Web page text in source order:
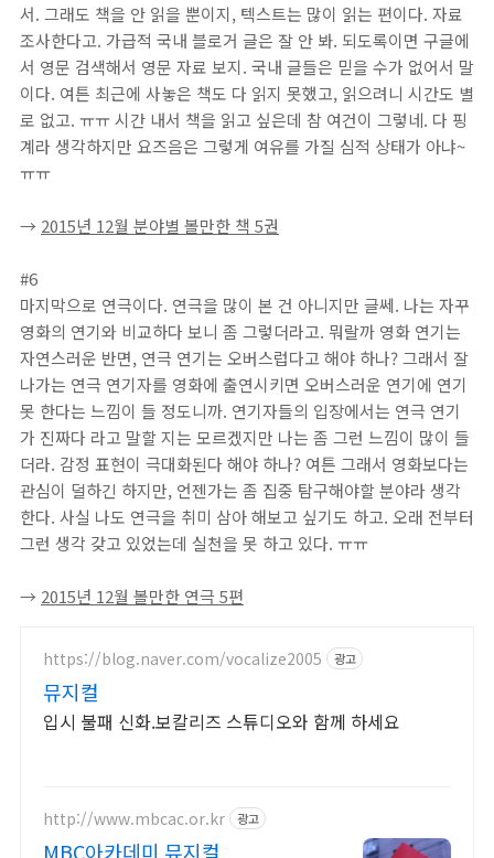
서. 그래도 책을 안 읽을 뿐이지, 텍스트는 많이 읽는 편이다. 자료
조사한다고. 가급적 국내 블로거 글은 잘 안 봐. 되도록이면 구글에
서 영문 검색해서 영문 자료 보지. 국내 글들은 믿을 수가 없어서 말
이다. 여튼 최근에 사놓은 책도 다 읽지 못했고, 읽으려니 시간도 별
로 없고. ㅠㅠ 시간 내서 책을 읽고 싶은데 참 여건이 그렇네. 다 핑
계라 생각하지만 요즈음은 그렇게 여유를 가질 심적 상태가 아냐~
ㅠㅠ
→ 2015년 12월 분야별 볼만한 책 5권
#6
마지막으로 연극이다. 연극을 많이 본 건 아니지만 글쎄. 나는 자꾸
영화의 연기와 비교하다 보니 좀 그렇더라고. 뭐랄까 영화 연기는
자연스러운 반면, 연극 연기는 오버스럽다고 해야 하나? 그래서 잘
나가는 연극 연기자를 영화에 출연시키면 오버스러운 연기에 연기
못 한다는 느낌이 들 정도니까. 연기자들의 입장에서는 연극 연기
가 진짜다 라고 말할 지는 모르겠지만 나는 좀 그런 느낌이 많이 들
더라. 감정 표현이 극대화된다 해야 하나? 여튼 그래서 영화보다는
관심이 덜하긴 하지만, 언젠가는 좀 집중 탐구해야할 분야라 생각
한다. 사실 나도 연극을 취미 삼아 해보고 싶기도 하고. 오래 전부터
그런 생각 갖고 있었는데 실천을 못 하고 있다. ㅠㅠ
→ 2015년 12월 볼만한 연극 5편
https://blog.naver.com/vocalize2005 광고
뮤지컬
입시 불패 신화.보칼리즈 스튜디오와 함께 하세요
http://www.mbcac.or.kr 광고
MBC아카데미 뮤지컬